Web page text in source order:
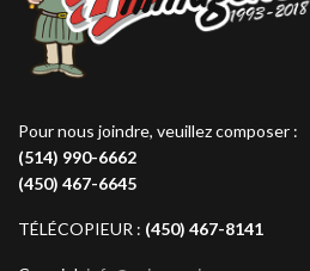
Pour nous joindre, veuillez composer :
(514) 990-6662
(450) 467-6645
TÉLÉCOPIEUR : (450) 467-8141